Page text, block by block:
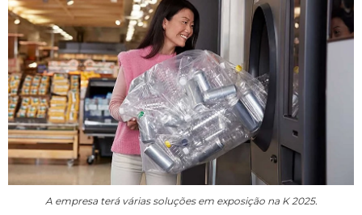
A empresa terá várias soluções em exposição na K 2025.